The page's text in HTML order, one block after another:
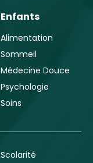
Enfants
Alimentation
Sommeil
Médecine Douce
Psychologie
Soins
Scolarité